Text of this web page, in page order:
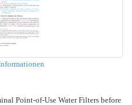
Point-of-Use Water Filters before